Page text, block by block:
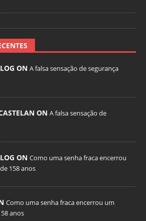
ON A falsa sensação de segurança
ON A falsa sensação de
ON Como uma senha fraca encerrou
158 anos
Como uma senha fraca encerrou um
anos